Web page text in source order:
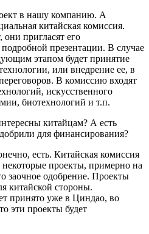
в нашу компанию. А
китайская комиссия.
они пригласят его
презентации. В случае
этапом будет принятие
или внедрение ее, в
В комиссию входят
искусственного
биотехнологий и т.п.
китайцам? А есть
для финансирования?
есть. Китайская комиссия
проекты, примерно на
заочное одобрение. Проекты
китайской стороны.
принято уже в Циндао, во
эти проекты будет